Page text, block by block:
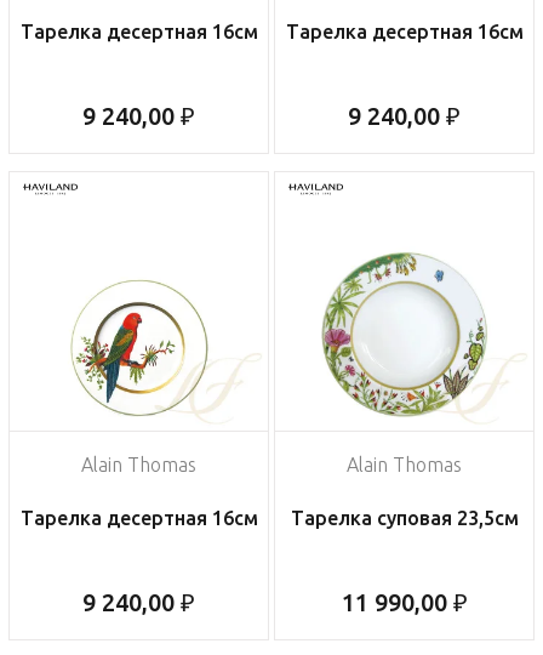
Тарелка десертная 16см
9 240,00 ₽
Тарелка десертная 16см
9 240,00 ₽
Alain Thomas
Тарелка десертная 16см
9 240,00 ₽
Alain Thomas
Тарелка суповая 23,5см
11 990,00 ₽